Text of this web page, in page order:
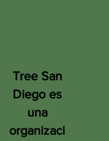
Tree San
Diego es
una
organizaci